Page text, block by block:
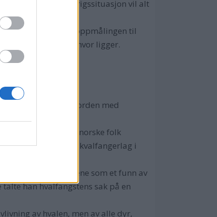
av USA, og i en krigssituasjon vil alt
har medført at oppmålingen til
veier som alle vet hvor ligger.
ved å sperre Vestfjorden med
replikk, fikk det norske folk
i Nordland Småkvalfangerlag i
for massemediene som et funn av
han hvalfangstens sak på en
av hvalen, men av alle dyr,